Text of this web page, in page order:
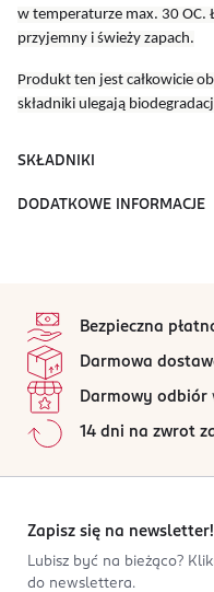
w temperaturze max. 30 OC.
przyjemny i świeży zapach.
Produkt ten jest całkowicie
składniki ulegają
SKŁADNIKI
DODATKOWE INFORMACJE
Bezpieczna
Darmowa
Darmowy odbiór
14 dni na zwrot
Zapisz się na newsletter!
Lubisz być na bieżąco?
do newslettera.